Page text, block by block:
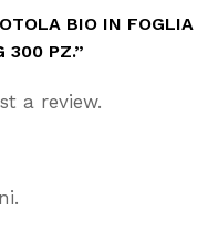
BIO IN FOGLIA
300 PZ.”
a review.